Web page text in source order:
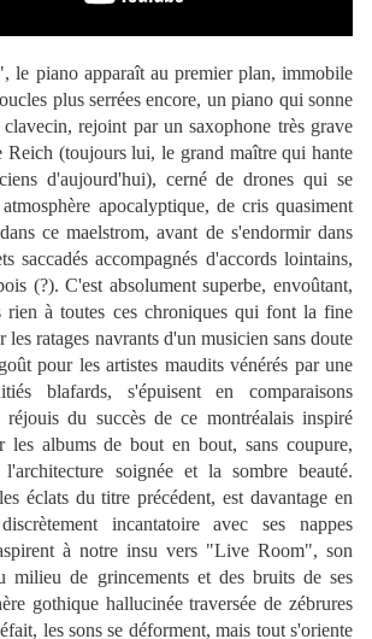
piano apparaît au premier plan, immobile
plus serrées encore, un piano qui sonne
rejoint par un saxophone très grave
Reich (toujours lui, le grand maître qui hante
d'aujourd'hui), cerné de drones qui se
apocalyptique, de cris quasiment
ce maelstrom, avant de s'endormir dans
saccadés accompagnés d'accords lointains,
(?). C'est absolument superbe, envoûtant,
rien à toutes ces chroniques qui font la fine
les ratages navrants d'un musicien sans doute
pour les artistes maudits vénérés par une
blafards, s'épuisent en comparaisons
réjouis du succès de ce montréalais inspiré
les albums de bout en bout, sans coupure,
soignée et la sombre beauté.
éclats du titre précédent, est davantage en
incantatoire avec ses nappes
à notre insu vers "Live Room", son
milieu de grincements et des bruits de ses
gothique hallucinée traversée de zébrures
les sons se déforment, mais tout s'oriente